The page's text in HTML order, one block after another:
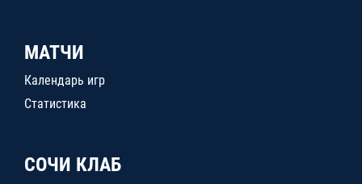
МАТЧИ
Календарь игр
Статистика
СОЧИ КЛАБ